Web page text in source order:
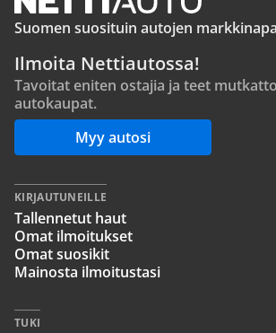
Suomen suosituin autojen
Ilmoita Nettiautossa!
Tavoitat eniten ostajia ja teet
autokaupat.
Myy autosi
KIRJAUTUNEILLE
Tallennetut haut
Omat ilmoitukset
Omat suosikit
Mainosta ilmoitustasi
TUKI